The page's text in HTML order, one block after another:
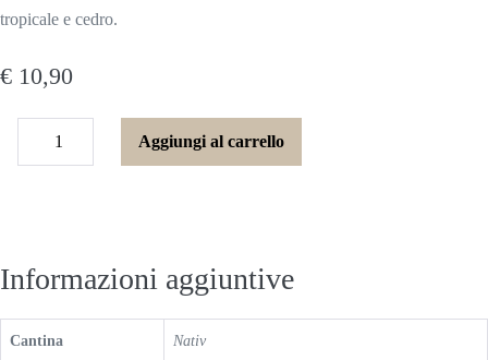
tropicale e cedro.
€ 10,90
Diminuisci
Greco
Di
Aggiungi al carrello
Informazioni aggiuntive
Cantina Nativ